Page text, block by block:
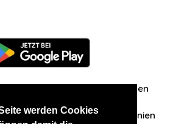
werden Cookies
Zuschriften/Erfahrungen
AGB Datenschutzrichtlinien